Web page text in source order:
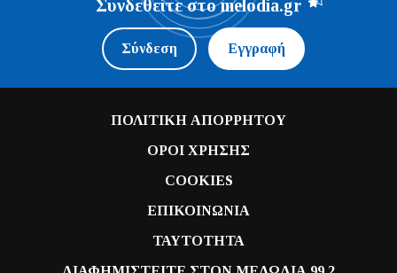
Συνδεθείτε στο melodia.gr
Σύνδεση Εγγραφή
ΠΟΛΙΤΙΚΗ ΑΠΟΡΡΗΤΟΥ
ΟΡΟΙ ΧΡΗΣΗΣ
COOKIES
ΕΠΙΚΟΙΝΩΝΙΑ
ΤΑΥΤΟΤΗΤΑ